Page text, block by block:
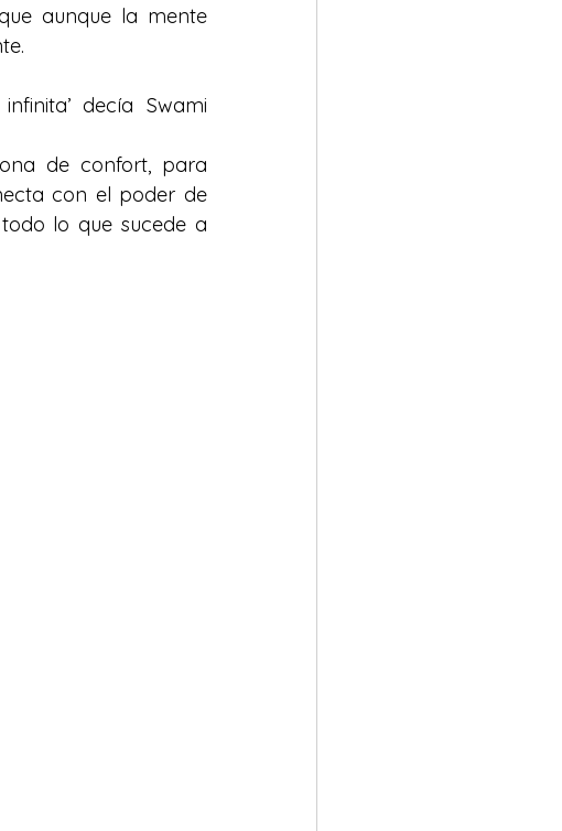
aunque la mente
decía Swami
de confort, para
con el poder de
lo que sucede a